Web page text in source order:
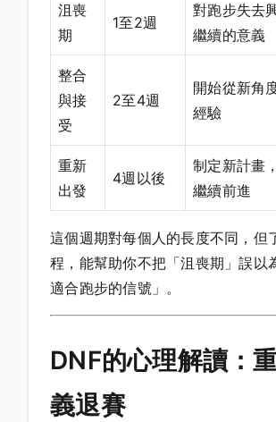
沮喪
期
1至2週
對跑步失去
繼續的意義
整合
與接
受
2至4週
開始從新角
經驗
重新
出發
4週以後
制定新計畫
繼續前進
這個週期對每個人的長度不同，但
程，能幫助你不把「沮喪期」誤以
適合跑步的信號」。
DNF的心理解讀：
義退賽